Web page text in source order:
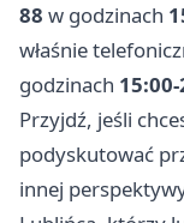
88 w godzinach
właśnie
godzinach
Przyjdź, jeśli
podyskutować
innej